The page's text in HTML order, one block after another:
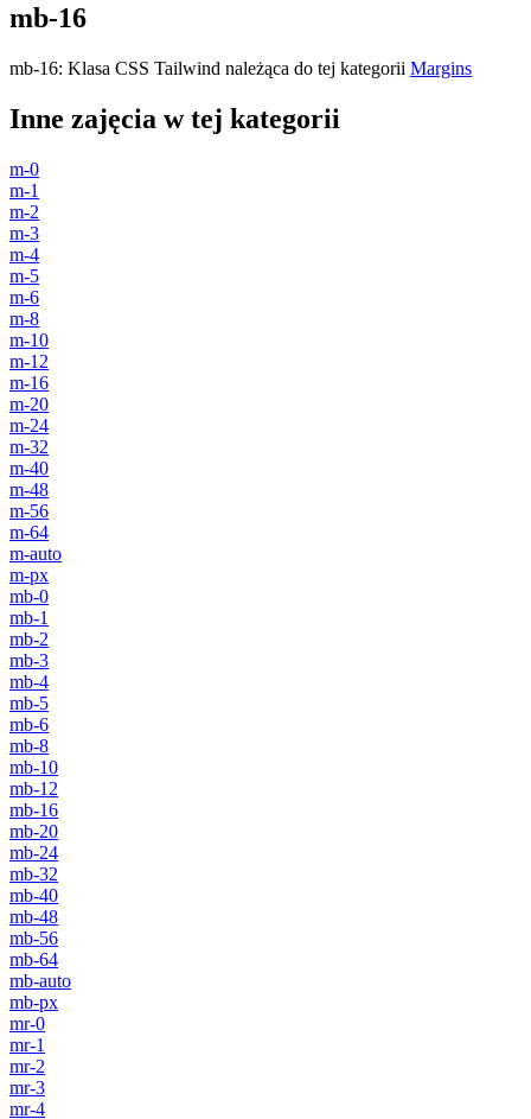
mb-16
mb-16: Klasa CSS Tailwind należąca do tej kategorii Margins
Inne zajęcia w tej kategorii
m-0
m-1
m-2
m-3
m-4
m-5
m-6
m-8
m-10
m-12
m-16
m-20
m-24
m-32
m-40
m-48
m-56
m-64
m-auto
m-px
mb-0
mb-1
mb-2
mb-3
mb-4
mb-5
mb-6
mb-8
mb-10
mb-12
mb-16
mb-20
mb-24
mb-32
mb-40
mb-48
mb-56
mb-64
mb-auto
mb-px
mr-0
mr-1
mr-2
mr-3
mr-4